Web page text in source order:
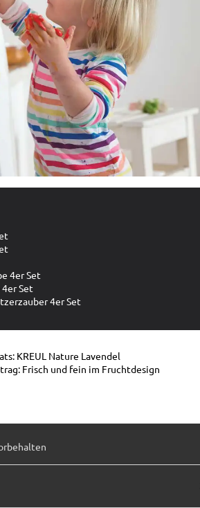
4er Set
Set
4er Set
KREUL Nature Lavendel
Frisch und fein im Fruchtdesign